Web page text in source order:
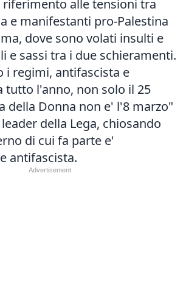
alle tensioni tra
e manifestanti pro-Palestina
dove sono volati insulti e
e sassi tra i due schieramenti.
i regimi, antifascista e
tutto l'anno, non solo il 25
della Donna non e' l'8 marzo"
della Lega, chiosando
di cui fa parte e'
antifascista.